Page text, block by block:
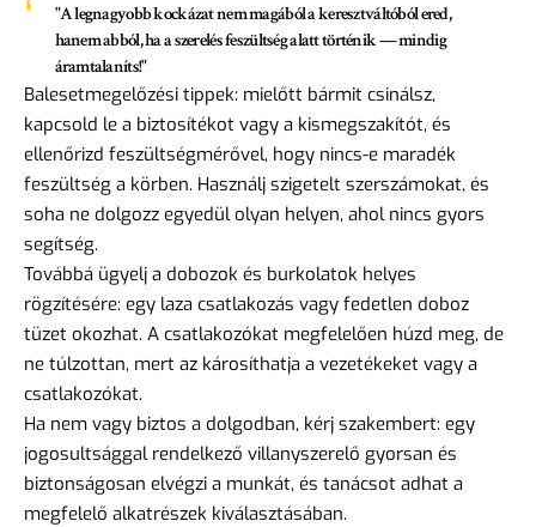
"A legnagyobb kockázat nem magából a keresztváltóból ered,
hanem abból, ha a szerelés feszültség alatt történik — mindig
áramtalaníts!"
Balesetmegelőzési tippek: mielőtt bármit csinálsz,
kapcsold le a biztosítékot vagy a kismegszakítót, és
ellenőrizd feszültségmérővel, hogy nincs-e maradék
feszültség a körben. Használj szigetelt szerszámokat, és
soha ne dolgozz egyedül olyan helyen, ahol nincs gyors
segítség.
Továbbá ügyelj a dobozok és burkolatok helyes
rögzítésére: egy laza csatlakozás vagy fedetlen doboz
tüzet okozhat. A csatlakozókat megfelelően húzd meg, de
ne túlzottan, mert az károsíthatja a vezetékeket vagy a
csatlakozókat.
Ha nem vagy biztos a dolgodban, kérj szakembert: egy
jogosultsággal rendelkező villanyszerelő gyorsan és
biztonságosan elvégzi a munkát, és tanácsot adhat a
megfelelő alkatrészek kiválasztásában.